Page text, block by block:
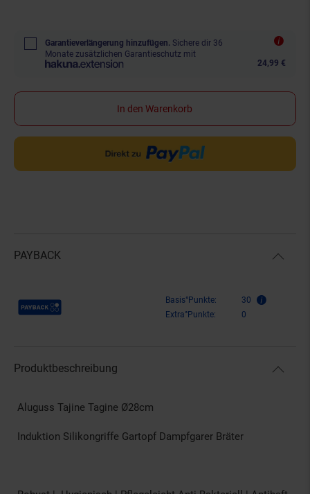
Garantieverlängerung hinzufügen. Sichere dir 36
Monate zusätzlichen Garantieschutz mit
24,99 €
In den Warenkorb
PAYBACK
Payback Punkte Basis°Punkte:
30
Extra°Punkte:
0
Produktbeschreibung
Aluguss Tajine Tagine Ø28cm
Induktion Silikongriffe Gartopf Dampfgarer Bräter